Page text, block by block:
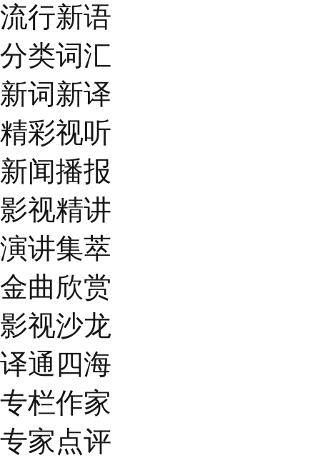
流行新语
分类词汇
新词新译
精彩视听
新闻播报
影视精讲
演讲集萃
金曲欣赏
影视沙龙
译通四海
专栏作家
专家点评